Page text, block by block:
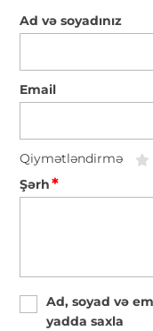
Ad və soyadınız
Email
Qiymətləndirmə
Şərh*
Ad, soyad və
yadda saxla